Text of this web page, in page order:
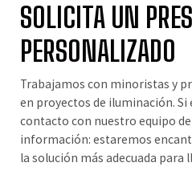
SOLICITA UN
PERSONALIZADO
Trabajamos con minoristas y
en proyectos de iluminación.
contacto con nuestro equipo
información: estaremos
la solución más adecuada para